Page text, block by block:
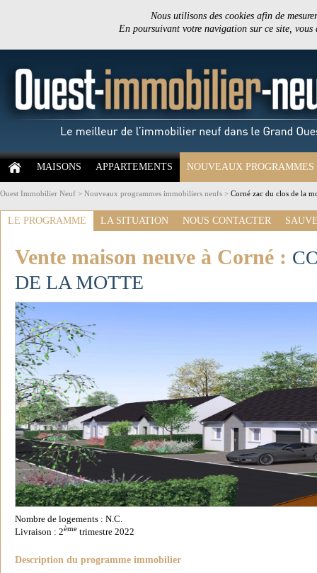
Nous utilisons des cookies afin de
En poursuivant votre navigation sur ce site,
MAISONS APPARTEMENTS NOUVEAUX PROGRAMMES
Ouest Immobilier Neuf > Nouveaux programmes immobiliers neufs > Corné zac du clos de la
LE PROGRAMME LA SITUATION NOUS CONTACTER
Vente maison neuve à Corné :
DE LA MOTTE
Nombre de logements : N.C.
Livraison : 2ème trimestre 2022
Description du programme immobilier